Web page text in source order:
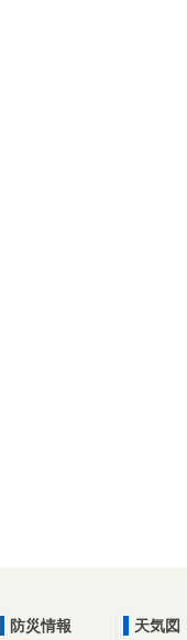
防災情報
天気図